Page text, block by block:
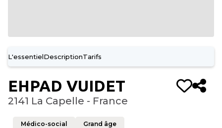
L'essentielDescriptionTarifs
EHPAD VUIDET
2141 La Capelle - France
Médico-social Grand âge